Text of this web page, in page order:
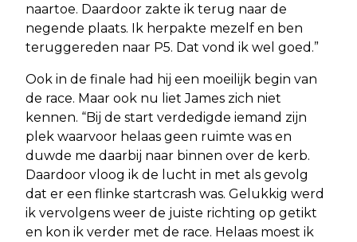
naartoe. Daardoor zakte ik terug naar de
negende plaats. Ik herpakte mezelf en ben
teruggereden naar P5. Dat vond ik wel goed.”
Ook in de finale had hij een moeilijk begin van
de race. Maar ook nu liet James zich niet
kennen. “Bij de start verdedigde iemand zijn
plek waarvoor helaas geen ruimte was en
duwde me daarbij naar binnen over de kerb.
Daardoor vloog ik de lucht in met als gevolg
dat er een flinke startcrash was. Gelukkig werd
ik vervolgens weer de juiste richting op getikt
en kon ik verder met de race. Helaas moest ik